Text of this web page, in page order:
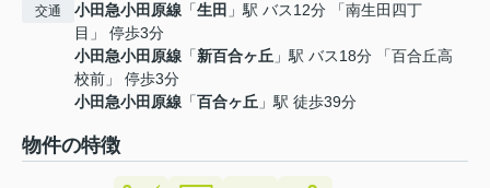
交通 小田急小田原線 「生田 」駅 バス12分 「南生田四丁
目」 停歩3分
小田急小田原線 「新百合ヶ丘 」駅 バス18分 「百合丘高
校前」 停歩3分
小田急小田原線 「百合ヶ丘 」駅 徒歩39分
物件の特徴